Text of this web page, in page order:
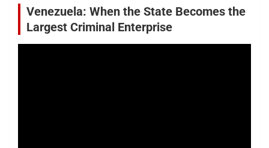
Venezuela: When the State Becomes the
Largest Criminal Enterprise